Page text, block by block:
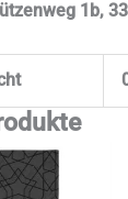
1b,
Dieses
Produkt